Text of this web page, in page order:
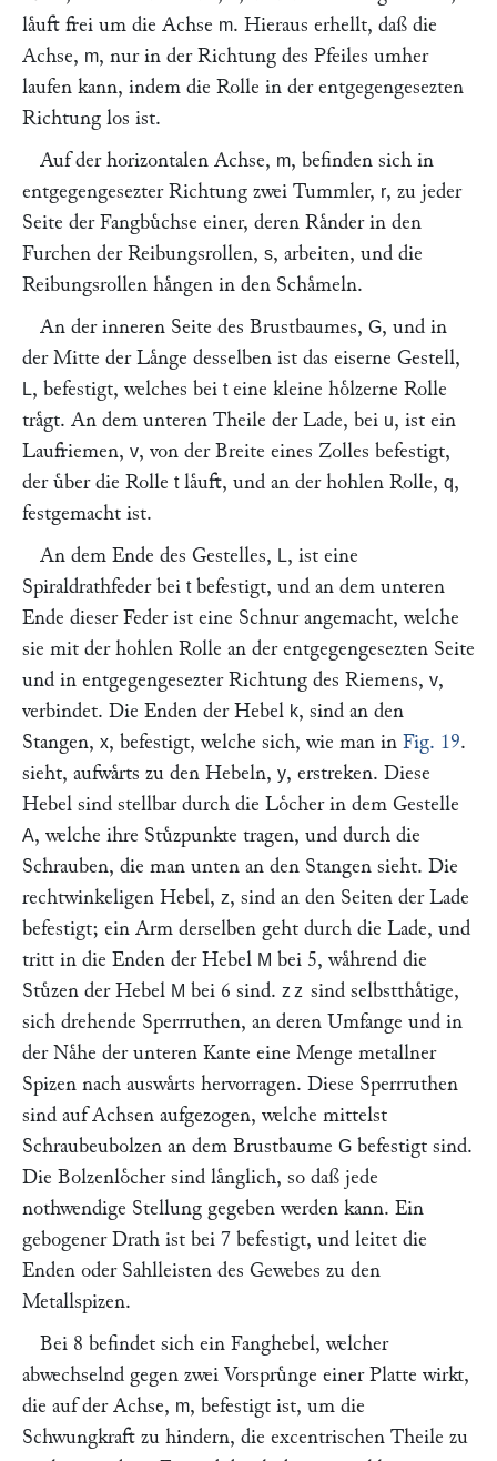
laͤuft frei um die Achse m. Hieraus erhellt, daß die
Achse, m, nur in der Richtung des Pfeiles umher
laufen kann, indem die Rolle in der entgegengesezten
Richtung los ist.
Auf der horizontalen Achse, m, befinden sich in
entgegengesezter Richtung zwei Tummler, r, zu jeder
Seite der Fangbuͤchse einer, deren Raͤnder in den
Furchen der Reibungsrollen, s, arbeiten, und die
Reibungsrollen haͤngen in den Schaͤmeln.
An der inneren Seite des Brustbaumes, G, und in
der Mitte der Laͤnge desselben ist das eiserne Gestell,
L, befestigt, welches bei teine kleine hoͤlzerne Rolle
traͤgt. An dem unteren Theile der Lade, bei u, ist ein
Laufriemen, v, von der Breite eines Zolles befestigt,
der uͤber die Rolle tlaͤuft, und an der hohlen Rolle, q,
festgemacht ist.
An dem Ende des Gestelles, L, ist eine
Spiraldrathfeder bei tbefestigt, und an dem unteren
Ende dieser Feder ist eine Schnur angemacht, welche
sie mit der hohlen Rolle an der entgegengesezten Seite
und in entgegengesezter Richtung des Riemens, v,
verbindet. Die Enden der Hebel k, sind an den
Stangen, x, befestigt, welche sich, wie man in Fig. 19.
sieht, aufwaͤrts zu den Hebeln, y, erstreken. Diese
Hebel sind stellbar durch die Loͤcher in dem Gestelle
A, welche ihre Stuͤzpunkte tragen, und durch die
Schrauben, die man unten an den Stangen sieht. Die
rechtwinkeligen Hebel, z, sind an den Seiten der Lade
befestigt; ein Arm derselben geht durch die Lade, und
tritt in die Enden der Hebel M bei 5, waͤhrend die
Stuͤzen der Hebel M bei 6 sind. zz sind selbstthaͤtige,
sich drehende Sperrruthen, an deren Umfange und in
der Naͤhe der unteren Kante eine Menge metallner
Spizen nach auswaͤrts hervorragen. Diese Sperrruthen
sind auf Achsen aufgezogen, welche mittelst
Schraubeubolzen an dem Brustbaume G befestigt sind.
Die Bolzenloͤcher sind laͤnglich, so daß jede
nothwendige Stellung gegeben werden kann. Ein
gebogener Drath ist bei 7 befestigt, und leitet die
Enden oder Sahlleisten des Gewebes zu den
Metallspizen.
Bei 8 befindet sich ein Fanghebel, welcher
abwechselnd gegen zwei Vorspruͤnge einer Platte wirkt,
die auf der Achse, m, befestigt ist, um die
Schwungkraft zu hindern, die excentrischen Theile zu